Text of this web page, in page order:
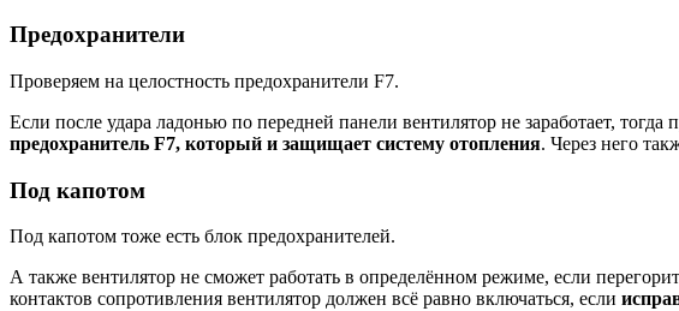
Предохранители
Проверяем на целостность предохранители F7.
Если после удара ладонью по передней панели вентилятор не заработает,
предохранитель F7, который и защищает систему отопления. Через него
Под капотом
Под капотом тоже есть блок предохранителей.
А также вентилятор не сможет работать в определённом режиме, если
контактов сопротивления вентилятор должен всё равно включаться, если